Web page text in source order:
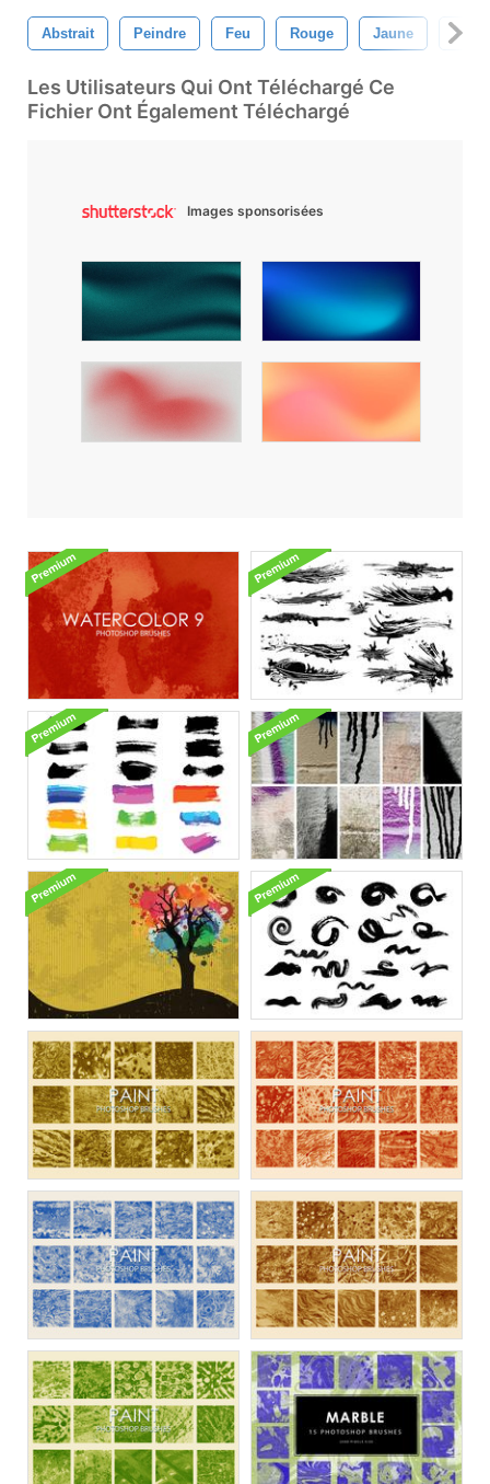
Abstrait Peindre Feu Rouge Jaune
Les Utilisateurs Qui Ont Téléchargé Ce
Fichier Ont Également Téléchargé
Images sponsorisées